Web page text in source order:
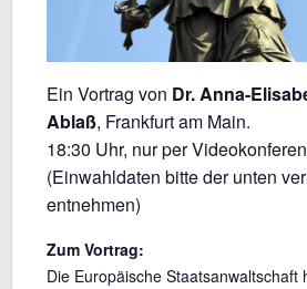
Ein Vortrag von Dr. Anna-
Ablaß, Frankfurt am Main.
18:30 Uhr, nur per
(Einwahldaten bitte der unten
entnehmen)
Zum Vortrag:
Die Europäische Staatsanwaltschaft